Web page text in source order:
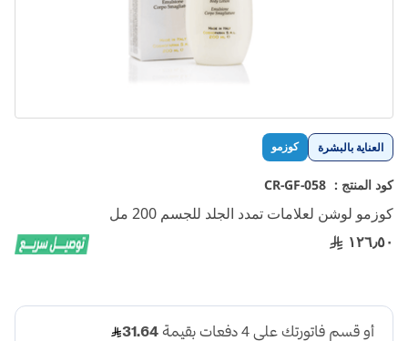
العناية بالبشرة كوزمو
كود المنتج : CR-GF-058
كوزمو لوشن لعلامات تمدد الجلد للجسم 200 مل
١٢٦٫٥٠
تخطي
إلى
بداية
معرض
الصور